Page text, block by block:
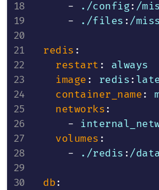
- ./config: /
- ./files :/
redis :
restart :
always
image : redis:
container_name:
networks:
-
volumes :
- ./redis :/
db: